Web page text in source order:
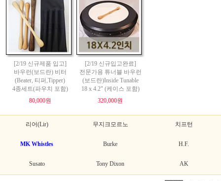
[2/19 신규제품 입고]
바우런(보드란) 비터
(Beater, 티퍼,Tipper)
4종세트(파우치 포함)
80,000원
[2/19 신규입고완료]
전문가용 튜너블 바우런
(보드란)Inside Tunable
18 x 4.2" (케이스 포함)
320,000원
리어(Lir) 무지크모르노 치프턴
MK Whistles Burke H.F.
Susato Tony Dixon AK